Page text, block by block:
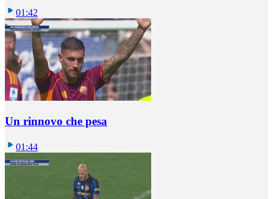
01:42
Un rinnovo che pesa
01:44